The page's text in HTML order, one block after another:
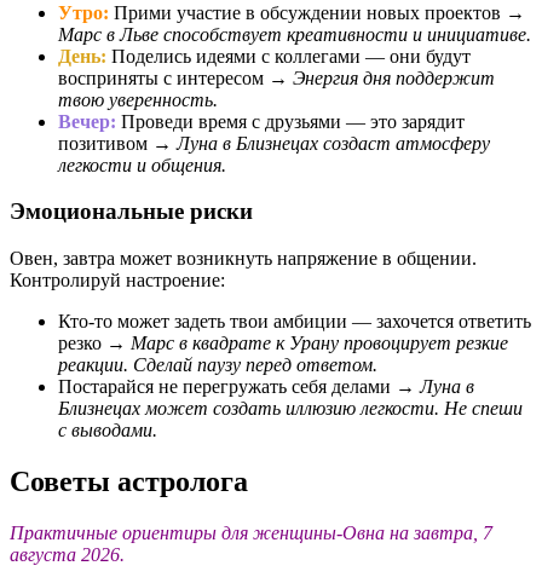
Утро: Прими участие в обсуждении новых проектов →
Марс в Льве способствует креативности и инициативе.
День: Поделись идеями с коллегами — они будут
восприняты с интересом → Энергия дня поддержит
твою уверенность.
Вечер: Проведи время с друзьями — это зарядит
позитивом →Луна в Близнецах создаст атмосферу
легкости и общения.
Эмоциональные риски
Овен, завтра может возникнуть напряжение в общении.
Контролируй настроение:
Кто-то может задеть твои амбиции — захочется ответить
резко → Марс в квадрате к Урану провоцирует резкие
реакции. Сделай паузу перед ответом.
Постарайся не перегружать себя делами →Луна в
Близнецах может создать иллюзию легкости. Не спеши
с выводами.
Советы астролога
Практичные ориентиры для женщины-Овна на завтра, 7
августа 2026.